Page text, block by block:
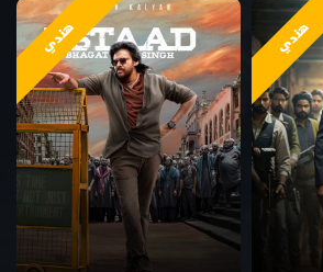
هندي هندي